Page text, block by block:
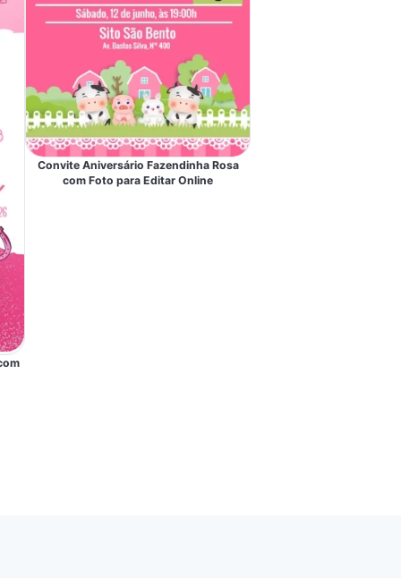
Convite Aniversário Fazendinha Rosa
com Foto para Editar Online